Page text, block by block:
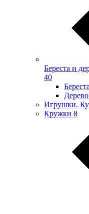
Береста и
40
Береста
Дерево
Игрушки.
Кружки 8